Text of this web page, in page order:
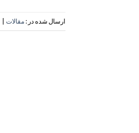
ارسال شده در : مقالات